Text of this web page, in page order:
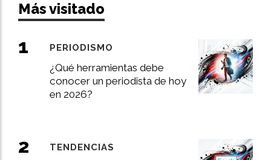
Más visitado
¿Qué herramientas debe
conocer un periodista de hoy
en 2026?
PERIODISMO
TENDENCIAS